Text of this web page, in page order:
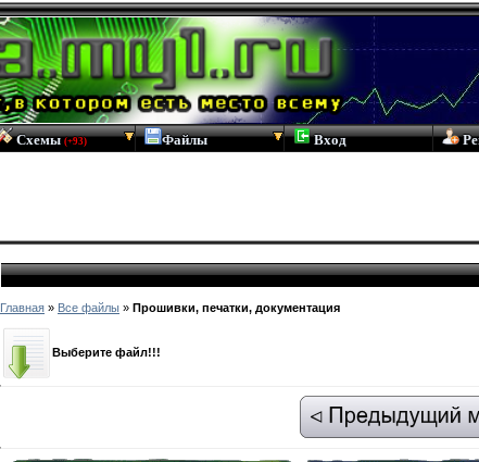
Схемы(+93) Файлы Вход
Главная » Все файлы » Прошивки, печатки, документация
Выберите файл!!!